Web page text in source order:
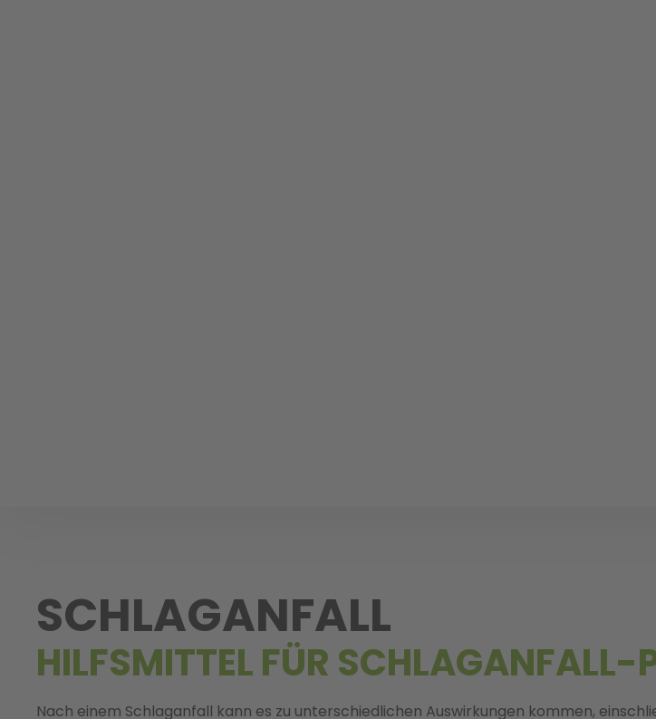
SCHLAGANFALL
HILFSMITTEL FÜR SCHLAGANFALL-
Nach einem Schlaganfall kann es zu unterschiedlichen Auswirkungen kommen,